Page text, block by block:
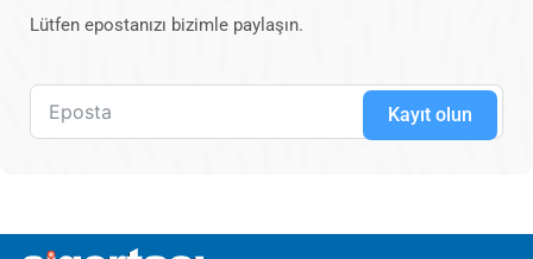
Lütfen epostanızı bizimle paylaşın.
Kayıt olun